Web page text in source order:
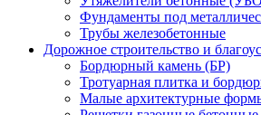
Фундаменты под
Трубы железобетонные
Дорожное строительство и
Бордюрный камень (БР)
Тротуарная плитка и
Малые архитектурные